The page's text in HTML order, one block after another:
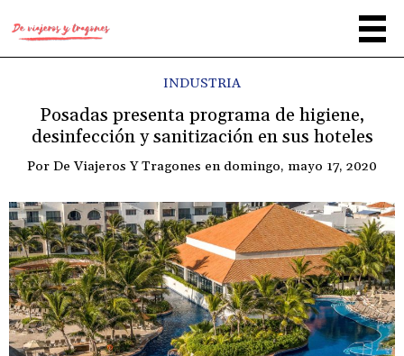
INDUSTRIA
Posadas presenta programa de higiene,
desinfección y sanitización en sus hoteles
Por De Viajeros Y Tragones en domingo, mayo 17, 2020